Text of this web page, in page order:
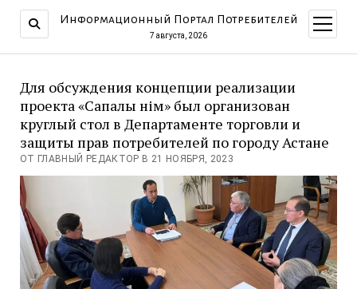
Информационный Портал Потребителей
7 августа, 2026
меню
Для обсуждения концепции реализации
проекта «Сапалы өнім» был организован
круглый стол в Департаменте торговли и
защиты прав потребителей по городу Астане
ОТ ГЛАВНЫЙ РЕДАКТОР В 21 НОЯБРЯ, 2023